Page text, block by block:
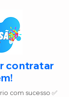
contratar
com sucesso ✅